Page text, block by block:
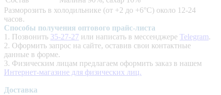
Разморозить в холодильнике (от +2 до +6°C) около 12-24
часов.
Способы получения оптового прайс-листа
1. Позвонить 35-27-27 или написать в мессенджере Telegram.
2. Оформить запрос на сайте, оставив свои контактные
данные в форме.
3. Физическим лицам предлагаем оформить заказ в нашем
Интернет-магазине для физических лиц.
Доставка